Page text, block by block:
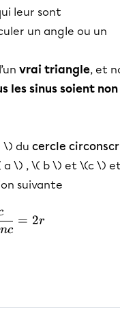
leur sont
un angle ou un
vrai triangle, et
les sinus soient non
\) du cercle
a \) , \( b \) et \(c \) et
suivante
c
= 2r